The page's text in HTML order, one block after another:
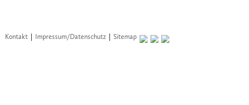
Kontakt Impressum/Datenschutz Sitemap